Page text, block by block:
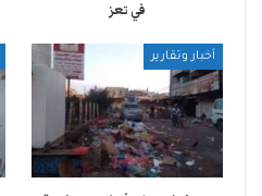
في تعز
أخبار وتقارير